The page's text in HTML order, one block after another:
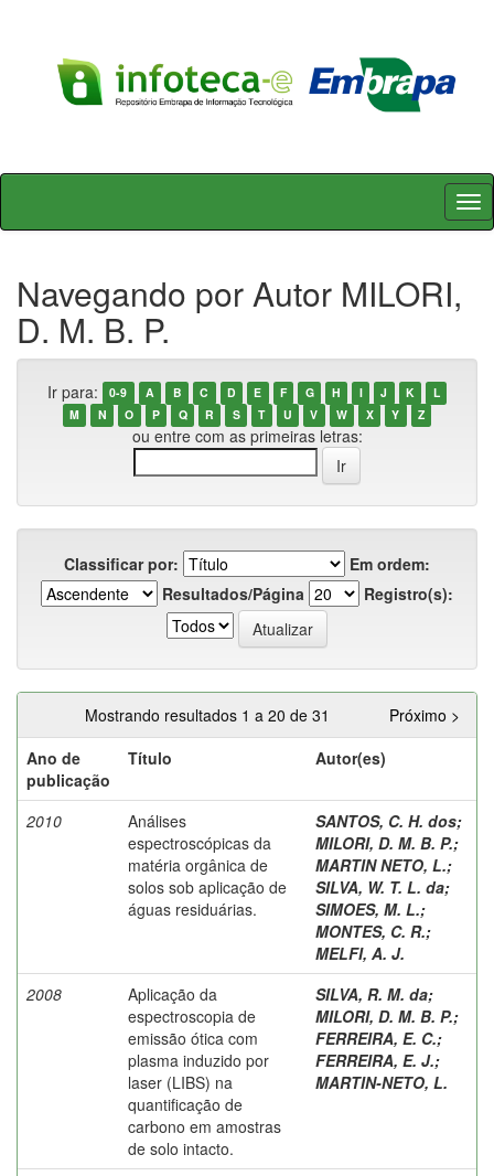
Skip
Navegando por Autor MILORI,
D. M. B. P.
Ir para: 0-9 A B C D E F G H I J K
L
M
N O P Q R S T U V W X Y Z
ou entre com as primeiras letras:
Classificar por:
Em ordem:
Resultados/Página
Registro(s):
Mostrando resultados 1 a 20 de 31
Próximo >
Ano de
publicação
Título Autor(es)
2010
Análises
espectroscópicas da
matéria orgânica de
solos sob aplicação de
águas residuárias.
SANTOS, C. H. dos;
MILORI, D. M. B. P.;
MARTIN NETO, L.;
SILVA, W. T. L. da;
SIMOES, M. L.;
MONTES, C. R.;
MELFI, A. J.
2008
Aplicação da
espectroscopia de
emissão ótica com
plasma induzido por
laser (LIBS) na
quantificação de
carbono em amostras
de solo intacto.
SILVA, R. M. da;
MILORI, D. M. B. P.;
FERREIRA, E. C.;
FERREIRA, E. J.;
MARTIN-NETO, L.